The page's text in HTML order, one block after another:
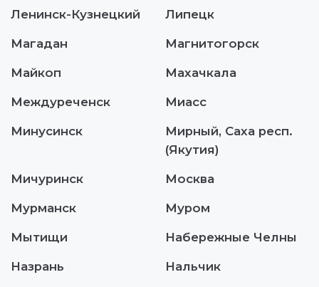
Ленинск-Кузнецкий Липецк
Магадан Магнитогорск
Майкоп Махачкала
Междуреченск Миасс
Минусинск
Мирный, Саха респ.
(Якутия)
Мичуринск Москва
Мурманск Муром
Мытищи Набережные Челны
Назрань Нальчик